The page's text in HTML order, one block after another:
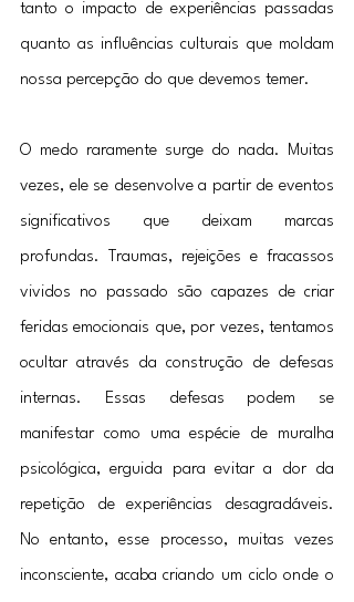
tanto o impacto de experiências passadas
quanto as influências culturais que moldam
nossa percepção do que devemos temer.
O medo raramente surge do nada. Muitas
vezes, ele se desenvolve a partir de eventos
significativos que deixam marcas
profundas. Traumas, rejeições e fracassos
vividos no passado são capazes de criar
feridas emocionais que, por vezes, tentamos
ocultar através da construção de defesas
internas. Essas defesas podem se
manifestar como uma espécie de muralha
psicológica, erguida para evitar a dor da
repetição de experiências desagradáveis.
No entanto, esse processo, muitas vezes
inconsciente, acaba criando um ciclo onde o